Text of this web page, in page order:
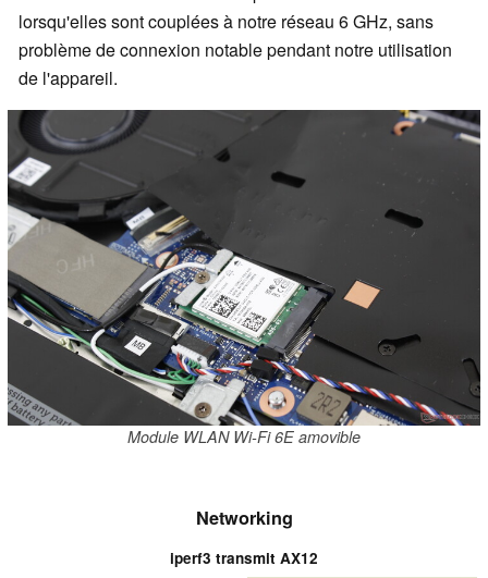
lorsqu'elles sont couplées à notre réseau 6 GHz, sans
problème de connexion notable pendant notre utilisation
de l'appareil.
Module WLAN Wi-Fi 6E amovible
Networking
iperf3 transmit AX12